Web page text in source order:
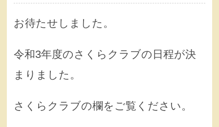
お待たせしました。
令和3年度のさくらクラブの日程が決
まりました。
さくらクラブの欄をご覧ください。